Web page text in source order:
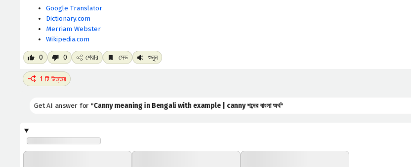
Google Translator
Dictionary.com
Merriam Webster
Wikipedia.com
0 0 শেয়ার সেভ শুনুন
1 টি উত্তর
Get AI answer for "Canny meaning in Bengali with example | canny শব্দের বাংলা অর্থ"